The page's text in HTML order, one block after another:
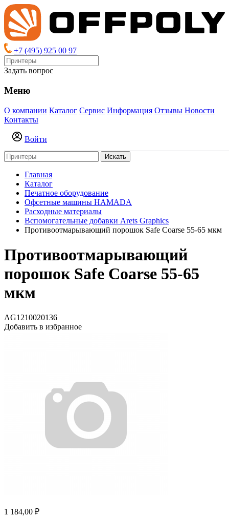
+7 (495) 925 00 97
Задать вопрос
Меню
О компании Каталог Сервис Информация Отзывы Новости
Контакты
Войти
Искать
Главная
Каталог
Печатное оборудование
Офсетные машины HAMADA
Расходные материалы
Вспомогательные добавки Arets Graphics
Противоотмарывающий порошок Safe Coarse 55-65 мкм
Противоотмарывающий
порошок Safe Coarse 55-65
мкм
AG1210020136
Добавить в избранное
1 184,00 ₽